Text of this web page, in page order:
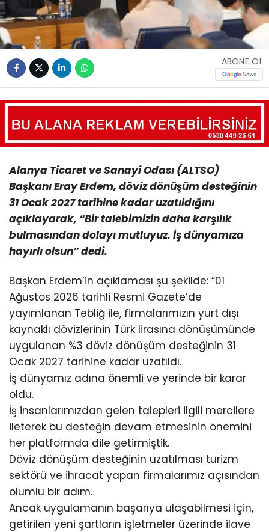
ABONE OL
Alanya Ticaret ve Sanayi Odası (ALTSO)
Başkanı Eray Erdem, döviz dönüşüm desteğinin
31 Ocak 2027 tarihine kadar uzatıldığını
açıklayarak, “Bir talebimizin daha karşılık
bulmasından dolayı mutluyuz. İş dünyamıza
hayırlı olsun” dedi.
Başkan Erdem’in açıklaması şu şekilde: “01
Ağustos 2026 tarihli Resmi Gazete’de
yayımlanan Tebliğ ile, firmalarımızın yurt dışı
kaynaklı dövizlerinin Türk lirasına dönüşümünde
uygulanan %3 döviz dönüşüm desteğinin 31
Ocak 2027 tarihine kadar uzatıldı.
İş dünyamız adına önemli ve yerinde bir karar
oldu.
İş insanlarımızdan gelen talepleri ilgili mercilere
ileterek bu desteğin devam etmesinin önemini
her platformda dile getirmiştik.
Döviz dönüşüm desteğinin uzatılması turizm
sektörü ve ihracat yapan firmalarımız açısından
olumlu bir adım.
Ancak uygulamanın başarıya ulaşabilmesi için,
getirilen yeni şartların işletmeler üzerinde ilave